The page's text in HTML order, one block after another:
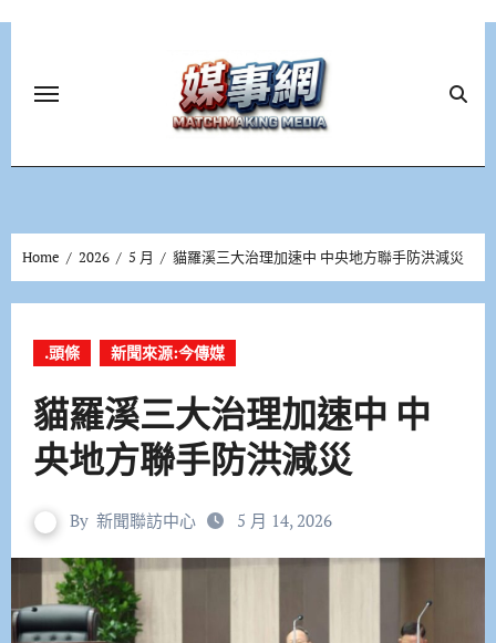
Home 2026 5 月 貓羅溪三大治理加速中 中央地方聯手防洪減災
.頭條 新聞來源:今傳媒
貓羅溪三大治理加速中 中
央地方聯手防洪減災
By 新聞聯訪中心 5 月 14, 2026